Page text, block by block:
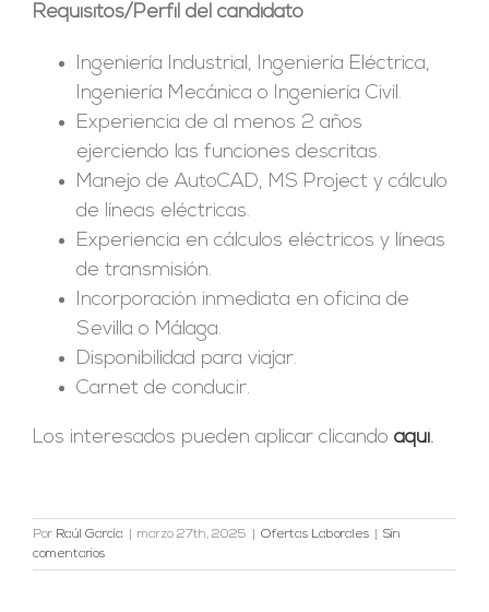
Requisitos/Perfil del candidato
Ingeniería Industrial, Ingeniería Eléctrica,
Ingeniería Mecánica o Ingeniería Civil.
Experiencia de al menos 2 años
ejerciendo las funciones descritas.
Manejo de AutoCAD, MS Project y cálculo
de líneas eléctricas.
Experiencia en cálculos eléctricos y líneas
de transmisión.
Incorporación inmediata en oficina de
Sevilla o Málaga.
Disponibilidad para viajar.
Carnet de conducir.
Los interesados pueden aplicar clicando aquí.
Por Raúl García marzo 27th, 2025 Ofertas Laborales
Sin
comentarios